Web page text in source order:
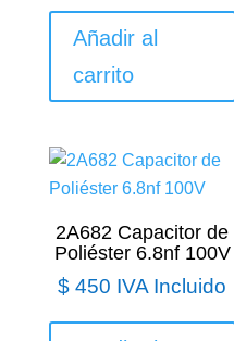
Añadir al
carrito
2A682 Capacitor de
Poliéster 6.8nf 100V
$ 450 IVA Incluido